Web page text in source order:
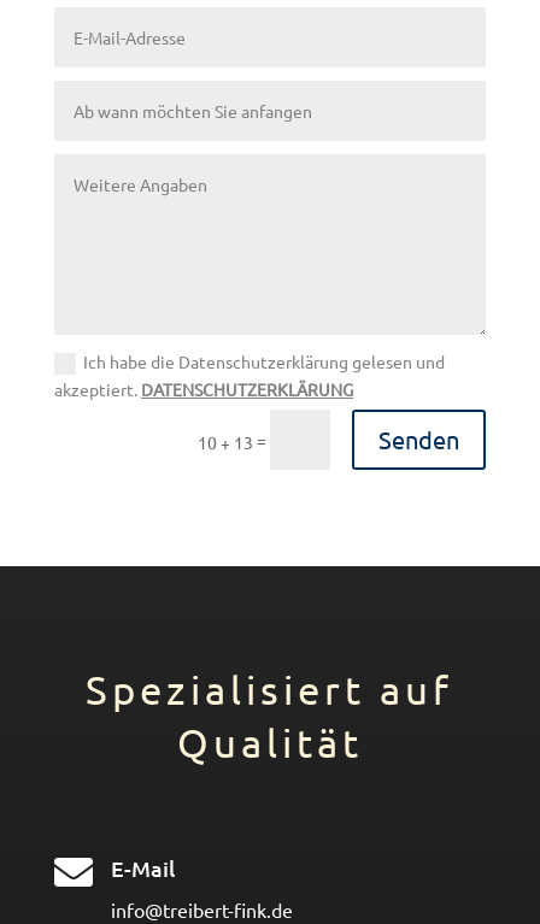
Ich habe die Datenschutzerklärung gelesen und
akzeptiert. DATENSCHUTZERKLÄRUNG
10 + 13 = Senden
Spezialisiert auf
Qualität
 E-Mail
info@treibert-fink.de